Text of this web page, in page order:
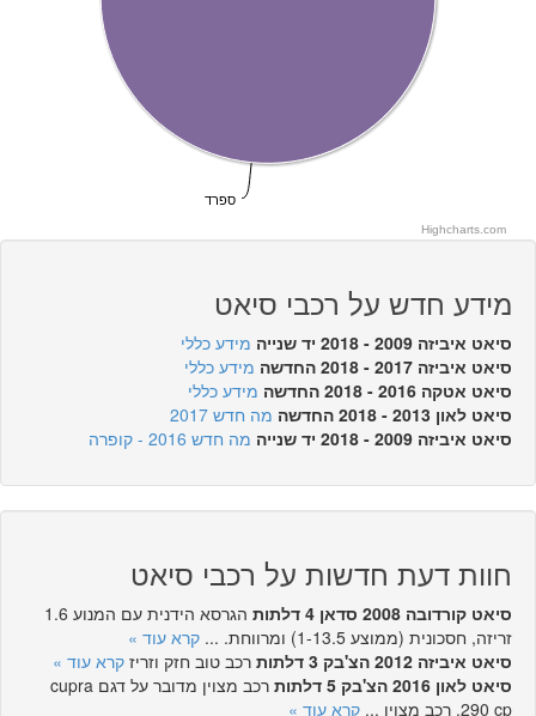
ספרד
Highcharts.com
מידע חדש על רכבי סיאט
סיאט איביזה 2009 - 2018 יד שנייה
מידע כללי
סיאט איביזה 2017 - 2018 החדשה
מידע כללי
סיאט אטקה 2016 - 2018 החדשה
מידע כללי
סיאט לאון 2013 - 2018 החדשה
מה חדש 2017
סיאט איביזה 2009 - 2018 יד שנייה
מה חדש 2016 - קופרה
חוות דעת חדשות על רכבי סיאט
סיאט קורדובה 2008 סדאן 4 דלתות
הגרסא הידנית עם המנוע 1.6
זריזה, חסכונית (ממוצע 1-13.5) ומרווחת. ...
קרא עוד »
סיאט איביזה 2012 הצ'בק 3 דלתות
רכב טוב חזק וזריזקרא עוד »
סיאט לאון 2016 הצ'בק 5 דלתות
רכב מצוין מדובר על דגם cupra
290 cp. רכב מצוין ...
קרא עוד »